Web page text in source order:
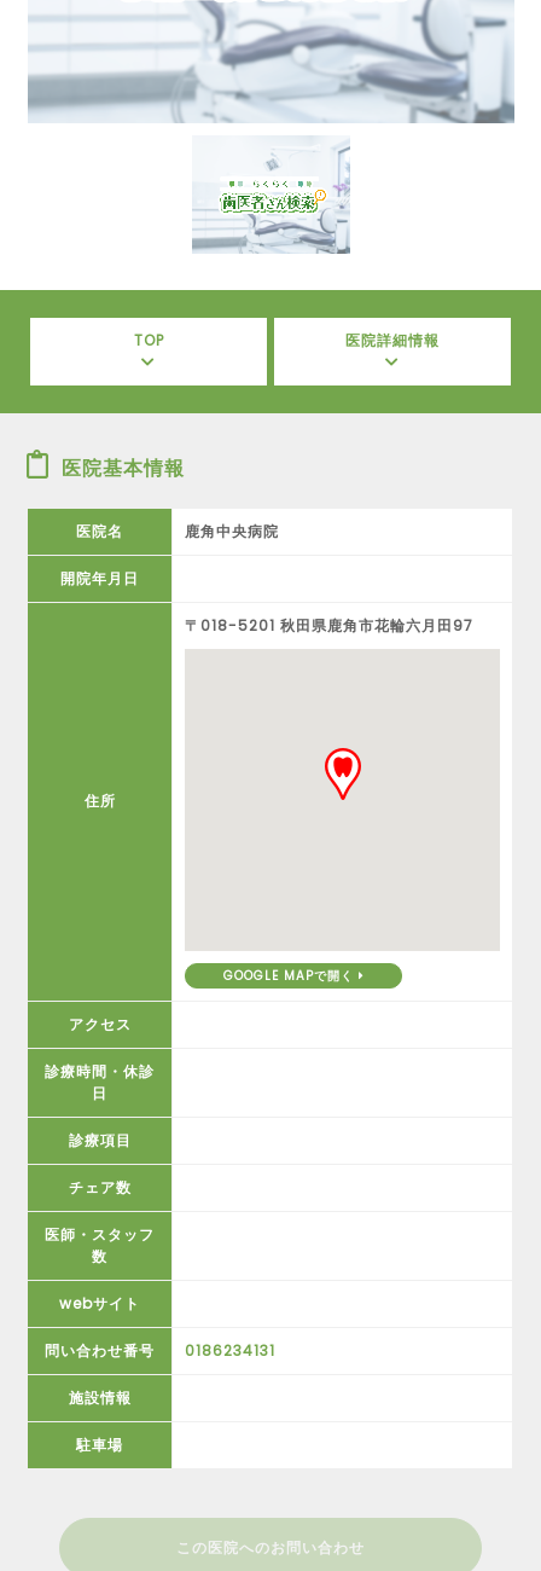
TOP 医院詳細情報
医院基本情報
医院名 鹿角中央病院
開院年月日
住所
〒018-5201 秋田県鹿角市花輪六月田97
GOOGLE MAPで開く
アクセス
診療時間・休診
日
診療項目
チェア数
医師・スタッフ
数
webサイト
問い合わせ番号 0186234131
施設情報
駐車場
この医院へのお問い合わせ